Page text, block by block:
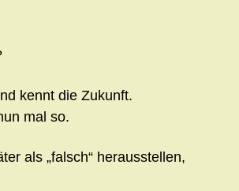
kennt die Zukunft.
mal so.
als „falsch“ herausstellen,